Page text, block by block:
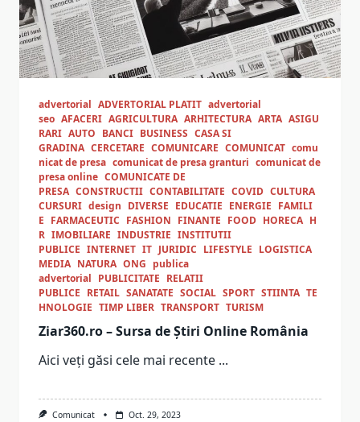
advertorial ADVERTORIAL PLATIT advertorial
seo AFACERI AGRICULTURA ARHITECTURA ARTA ASIGU
RARI AUTO BANCI BUSINESS CASA SI
GRADINA CERCETARE COMUNICARE COMUNICAT comu
nicat de presa comunicat de presa granturi comunicat de
presa online COMUNICATE DE
PRESA CONSTRUCTII CONTABILITATE COVID CULTURA
CURSURI design DIVERSE EDUCATIE ENERGIE FAMILI
E FARMACEUTIC FASHION FINANTE FOOD HORECA H
R IMOBILIARE INDUSTRIE INSTITUTII
PUBLICE INTERNET IT JURIDIC LIFESTYLE LOGISTICA
MEDIA NATURA ONG publica
advertorial PUBLICITATE RELATII
PUBLICE RETAIL SANATATE SOCIAL SPORT STIINTA TE
HNOLOGIE TIMP LIBER TRANSPORT TURISM
Ziar360.ro – Sursa de Știri Online România
Aici veți găsi cele mai recente ...
Comunicat Oct. 29, 2023